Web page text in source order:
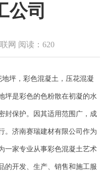
公司
网 阅读：620
坪，彩色混凝土，压花混凝
坪是彩色的色粉散在初凝的水
封保护。因其适用范围广，成
。济南赛瑞建材有限公司作为
一家专业从事彩色混凝土艺术
的开发、生产、销售和施工服